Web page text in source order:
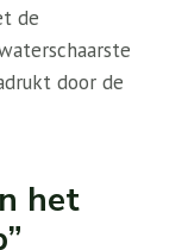
de
door de
het